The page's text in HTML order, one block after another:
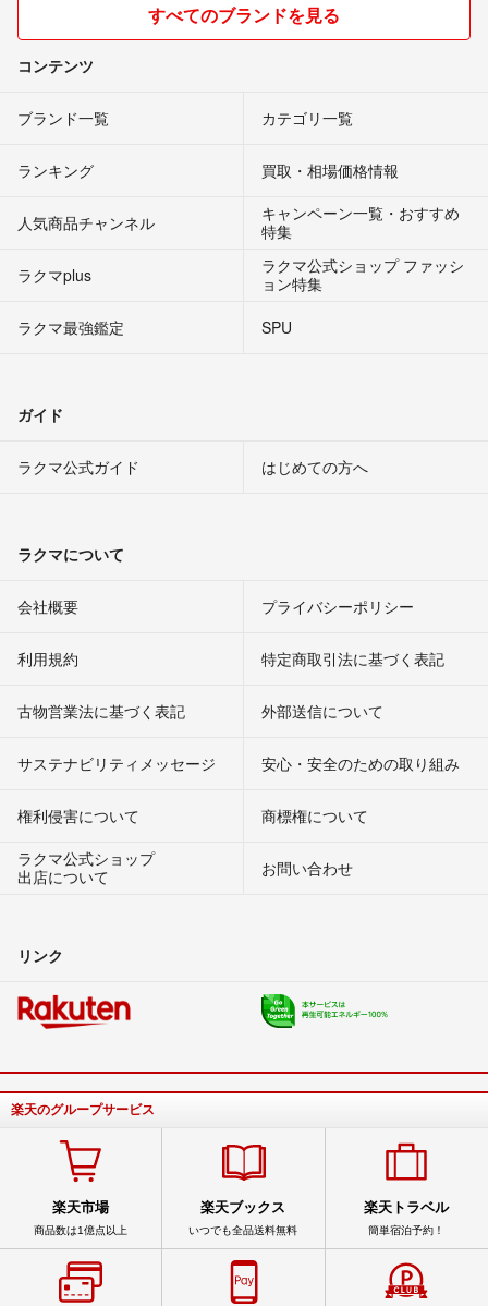
すべてのブランドを見る
コンテンツ
ブランド一覧 カテゴリ一覧
ランキング 買取・相場価格情報
人気商品チャンネル
キャンペーン一覧・おすすめ
特集
ラクマplus
ラクマ公式ショップ ファッシ
ョン特集
ラクマ最強鑑定
SPU
ガイド
ラクマ公式ガイド はじめての方へ
ラクマについて
会社概要 プライバシーポリシー
利用規約 特定商取引法に基づく表記
古物営業法に基づく表記 外部送信について
サステナビリティメッセージ 安心・安全のための取り組み
権利侵害について
商標権について
ラクマ公式ショップ
出店について
お問い合わせ
リンク
楽天のグループサービス
楽天市場
商品数は1億点以上
楽天ブックス
いつでも全品送料無料
楽天トラベル
簡単宿泊予約！